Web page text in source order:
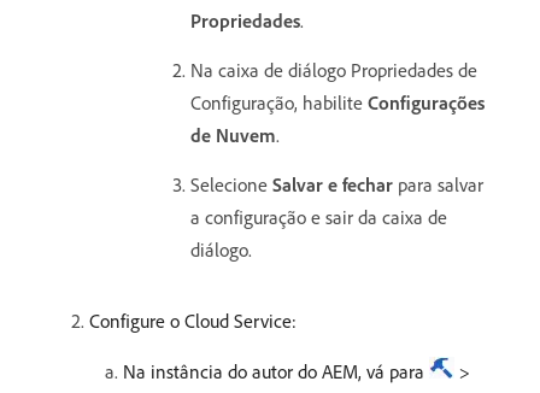
Propriedades.
Na caixa de diálogo Propriedades de
Configuração, habilite Configurações
de Nuvem.
Selecione Salvar e fechar para salvar
a configuração e sair da caixa de
diálogo.
Configure o Cloud Service:
Na instância do autor do AEM, vá para
>